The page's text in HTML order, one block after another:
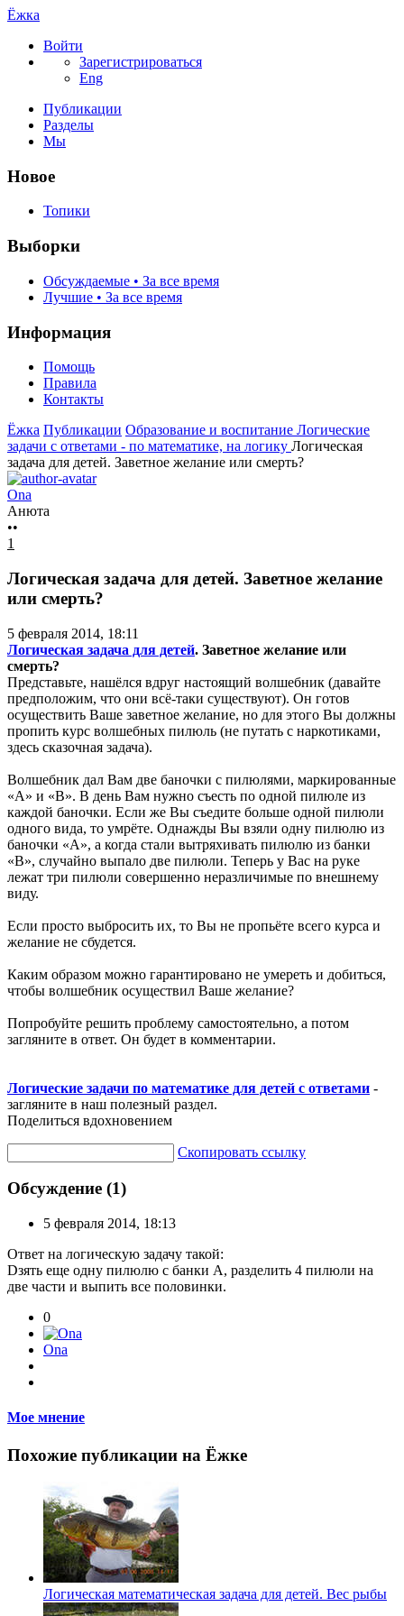
Ёжка
Войти
Зарегистрироваться
Eng
Публикации
Разделы
Мы
Новое
Топики
Выборки
Обсуждаемые • За все время
Лучшие • За все время
Информация
Помощь
Правила
Контакты
Ёжка Публикации Образование и воспитание Логические
задачи с ответами - по математике, на логику Логическая
задача для детей. Заветное желание или смерть?
Ona
Анюта
••
1
Логическая задача для детей. Заветное желание
или смерть?
5 февраля 2014, 18:11
Логическая задача для детей. Заветное желание или
смерть?
Представьте, нашёлся вдруг настоящий волшебник (давайте
предположим, что они всё-таки существуют). Он готов
осуществить Ваше заветное желание, но для этого Вы должны
пропить курс волшебных пилюль (не путать с наркотиками,
здесь сказочная задача).
Волшебник дал Вам две баночки с пилюлями, маркированные
«А» и «В». В день Вам нужно съесть по одной пилюле из
каждой баночки. Если же Вы съедите больше одной пилюли
одного вида, то умрёте. Однажды Вы взяли одну пилюлю из
баночки «А», а когда стали вытряхивать пилюлю из банки
«В», случайно выпало две пилюли. Теперь у Вас на руке
лежат три пилюли совершенно неразличимые по внешнему
виду.
Если просто выбросить их, то Вы не пропьёте всего курса и
желание не сбудется.
Каким образом можно гарантировано не умереть и добиться,
чтобы волшебник осуществил Ваше желание?
Попробуйте решить проблему самостоятельно, а потом
загляните в ответ. Он будет в комментарии.
Логические задачи по математике для детей с ответами -
загляните в наш полезный раздел.
Поделиться вдохновением
Скопировать ссылку
Обсуждение (1)
5 февраля 2014, 18:13
Ответ на логическую задачу такой:
Dзять еще одну пилюлю с банки А, разделить 4 пилюли на
две части и выпить все половинки.
0
Ona
Мое мнение
Похожие публикации на Ёжке
Логическая математическая задача для детей. Вес рыбы